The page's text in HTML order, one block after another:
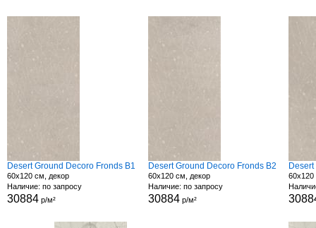
Desert Ground Decoro Fronds B1
60x120 см, декор
Наличие: по запросу
30884 р/м²
Desert Ground Decoro Fronds B2
60x120 см, декор
Наличие: по запросу
30884р/м²
60x120